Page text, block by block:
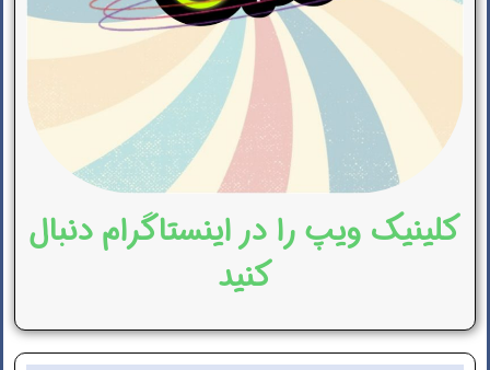
کلینیک ویپ را در اینستاگرام دنبال
کنید